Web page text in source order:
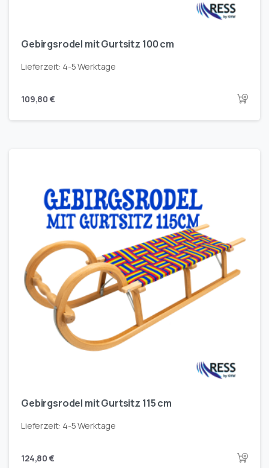
Gebirgsrodel mit Gurtsitz 100 cm
Lieferzeit: 4-5 Werktage
109,80€
Gebirgsrodel mit Gurtsitz 115 cm
Lieferzeit: 4-5 Werktage
124,80€